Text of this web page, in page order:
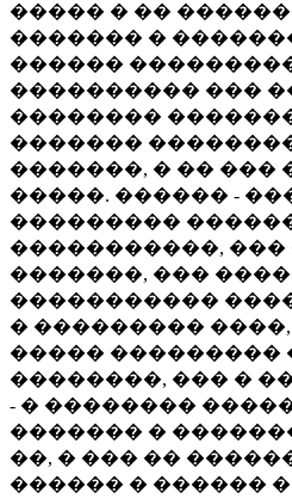
����� � ��
������� �
������
���������� ���
��������
�������
�������, � ��
�����. ������ -
���������
�����������,
�������, ���
�����������
� ���������
����� ���������
��������, ��� �
- � ��������
������� �
��, � ��� ��
������ � ������